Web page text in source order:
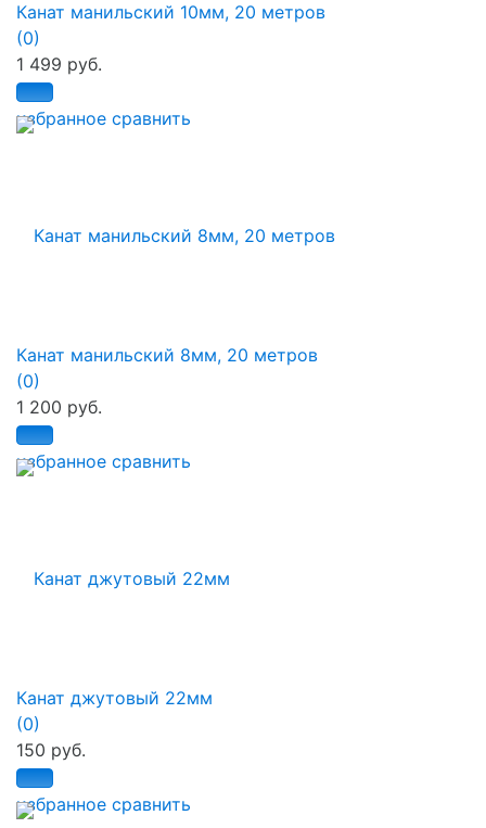
избранное сравнить
Канат манильский 10мм, 20 метров
(0)
1 499 руб.
избранное сравнить
Канат манильский 8мм, 20 метров
(0)
1 200 руб.
избранное сравнить
Канат джутовый 22мм
(0)
150 руб.